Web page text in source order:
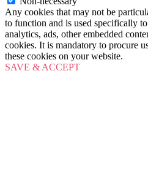
Any cookies that may not be
to function and is used specifically
analytics, ads, other embedded
cookies. It is mandatory to procure
these cookies on your website.
SAVE & ACCEPT